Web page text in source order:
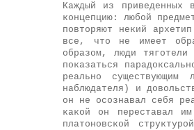
Каждый из приведенных
концепцию: любой
повторяют некий
все, что не имеет
образом, люди тяготели
показаться
реально
наблюдателя) и
он не осознавал себя
какой он переставал
платоновской